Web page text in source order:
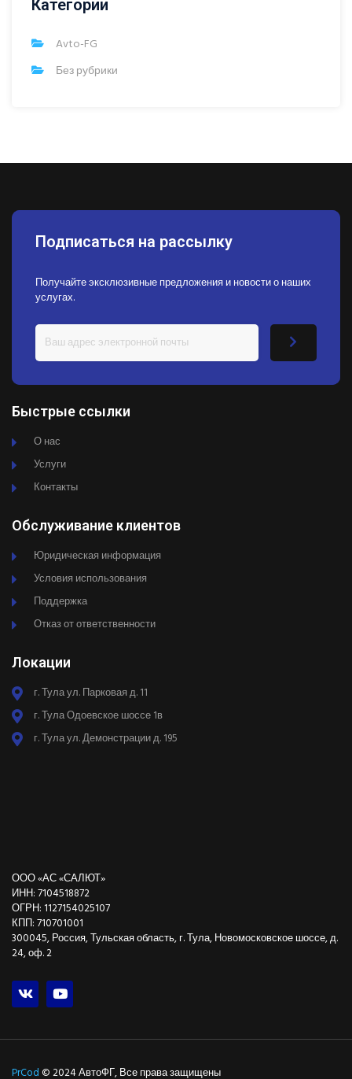
Категории
Avto-FG
Без рубрики
ООО «АС «САЛЮТ»
ИНН: 7104518872
ОГРН: 1127154025107
КПП: 710701001
300045, Россия, Тульская область, г. Тула, Новомосковское шоссе, д.
24, оф. 2
Подписаться на рассылку
Получайте эксклюзивные предложения и новости о наших
услугах.
Быстрые ссылки
О нас
Услуги
Контакты
Обслуживание клиентов
Юридическая информация
Условия использования
Поддержка
Отказ от ответственности
Локации
г. Тула ул. Парковая д. 11
г. Тула Одоевское шоссе 1в
г. Тула ул. Демонстрации д. 195
PrCod © 2024 АвтоФГ, Все права защищены